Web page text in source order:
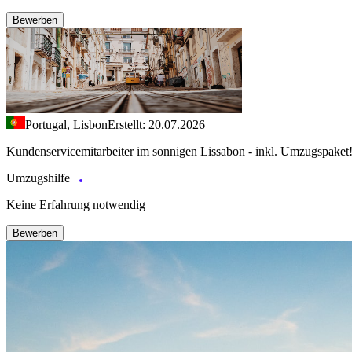
Bewerben
Portugal, LisbonErstellt: 20.07.2026
Kundenservicemitarbeiter im sonnigen Lissabon - inkl. Umzugspaket!
Umzugshilfe
Keine Erfahrung notwendig
Bewerben